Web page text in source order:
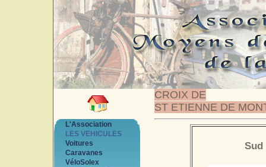
CROIX DE
ST ETIENNE DE
L'Association
LES VEHICULES
Voitures
Caravanes
VéloSolex
Sud